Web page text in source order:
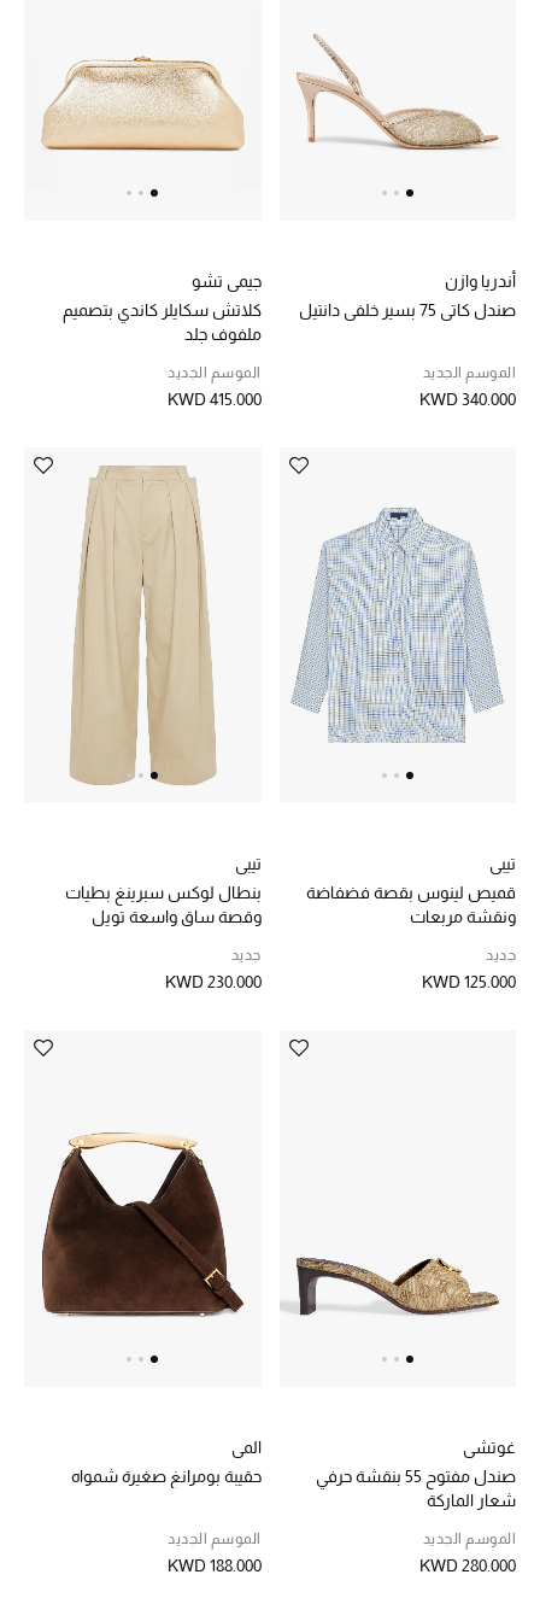
العناية بالبشرة
مستحضرات الاستحمام والعناية بالجسم
العناية بالشعر
الصحة والعافية
دليل مستلزمات الجمال
أبرز الماركات
ماركات جديدة للجمال
تسوقوا أحدث الماركات
عرض جميع المنتجات
خصومات
حصريًا عبر الإنترنت
دليل مستلزمات الرجال
الأحذية الرجالية
جميع الإكسسورات الرجالية
أندريا وازن
صندل كاتي 75 بسير خلفي دانتيل
الموسم الجديد
KWD 340.000
جيمي تشو
كلاتش سكايلر كاندي بتصميم
ملفوف جلد
الموسم الجديد
KWD 415.000
تيبي
قميص لينوس بقصة فضفاضة
ونقشة مربعات
جديد
KWD 125.000
تيبي
بنطال لوكس سبرينغ بطيات
وقصة ساق واسعة تويل
جديد
KWD 230.000
غوتشي
صندل مفتوح 55 بنقشة حرفي
شعار الماركة
الموسم الجديد
KWD 280.000
المي
حقيبة بومرانغ صغيرة شمواه
الموسم الجديد
KWD 188.000